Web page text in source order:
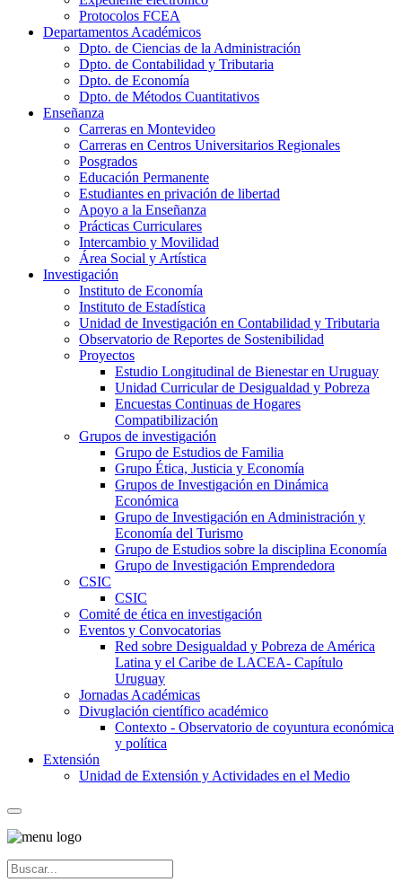
Protocolos FCEA
Departamentos Académicos
Dpto. de Ciencias de la Administración
Dpto. de Contabilidad y Tributaria
Dpto. de Economía
Dpto. de Métodos Cuantitativos
Enseñanza
Carreras en Montevideo
Carreras en Centros Universitarios Regionales
Posgrados
Educación Permanente
Estudiantes en privación de libertad
Apoyo a la Enseñanza
Prácticas Curriculares
Intercambio y Movilidad
Área Social y Artística
Investigación
Instituto de Economía
Instituto de Estadística
Unidad de Investigación en Contabilidad y Tributaria
Observatorio de Reportes de Sostenibilidad
Proyectos
Estudio Longitudinal de Bienestar en Uruguay
Unidad Curricular de Desigualdad y Pobreza
Encuestas Continuas de Hogares
Compatibilización
Grupos de investigación
Grupo de Estudios de Familia
Grupo Ética, Justicia y Economía
Grupos de Investigación en Dinámica
Económica
Grupo de Investigación en Administración y
Economía del Turismo
Grupo de Estudios sobre la disciplina Economía
Grupo de Investigación Emprendedora
CSIC
CSIC
Comité de ética en investigación
Eventos y Convocatorias
Red sobre Desigualdad y Pobreza de América
Latina y el Caribe de LACEA- Capítulo
Uruguay
Jornadas Académicas
Divuglación científico académico
Contexto - Observatorio de coyuntura económica
y política
Extensión
Unidad de Extensión y Actividades en el Medio